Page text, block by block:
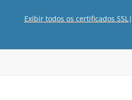
Exibir todos os certificados SSL |